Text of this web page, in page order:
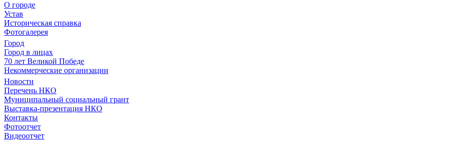
О городе
Устав
Историческая справка
Фотогалерея
Город
Город в лицах
70 лет Великой Победе
Некоммерческие организации
Новости
Перечень НКО
Муниципальный социальный грант
Выставка-презентация НКО
Контакты
Фотоотчет
Видеоотчет